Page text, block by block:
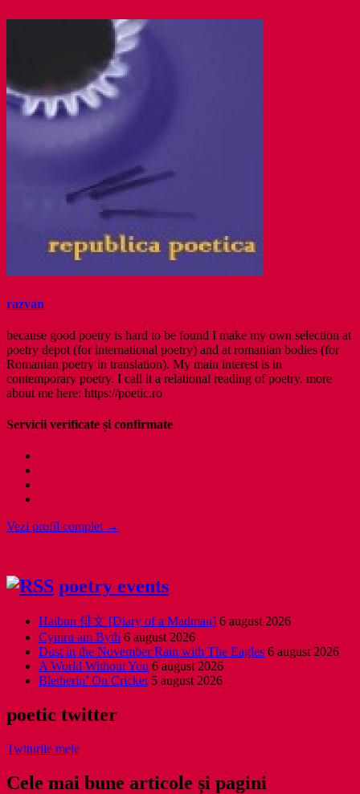
razvan
because good poetry is hard to be found I make my own selection at
poetry depot (for international poetry) and at romanian bodies (for
Romanian poetry in translation). My main interest is in
contemporary poetry. I call it a relational reading of poetry. more
about me here: https://poetic.ro
Servicii verificate și confirmate
Vezi profil complet →
poetry events
Haibun 俳文 [Diary of a Madman] 6 august 2026
Cymru am Byth 6 august 2026
Dust in the November Rain with The Eagles 6 august 2026
A World Without You 6 august 2026
Bletherin’ On Cricket 5 august 2026
poetic twitter
Twiturile mele
Cele mai bune articole și pagini